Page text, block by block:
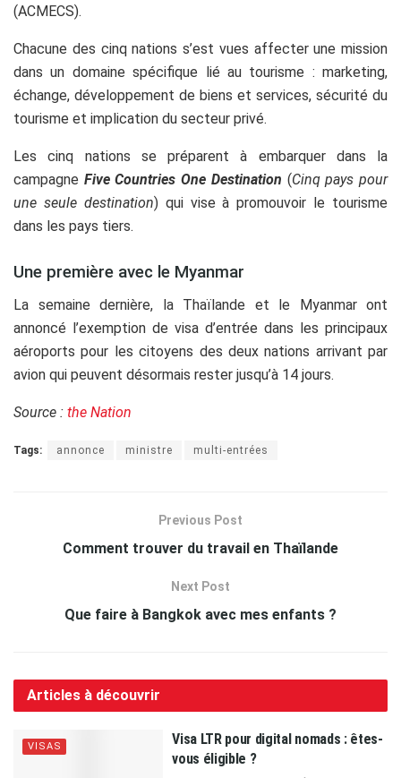
(ACMECS).
Chacune des cinq nations s’est vues affecter une mission
dans un domaine spécifique lié au tourisme : marketing,
échange, développement de biens et services, sécurité du
tourisme et implication du secteur privé.
Les cinq nations se préparent à embarquer dans la
campagne Five Countries One Destination (Cinq pays pour
une seule destination) qui vise à promouvoir le tourisme
dans les pays tiers.
Une première avec le Myanmar
La semaine dernière, la Thaïlande et le Myanmar ont
annoncé l’exemption de visa d’entrée dans les principaux
aéroports pour les citoyens des deux nations arrivant par
avion qui peuvent désormais rester jusqu’à 14 jours.
Source : the Nation
Tags: annonce ministre multi-entrées
Previous Post
Comment trouver du travail en Thaïlande
Next Post
Que faire à Bangkok avec mes enfants ?
Articles à découvrir
VISAS
Visa LTR pour digital nomads : êtes-
vous éligible ?